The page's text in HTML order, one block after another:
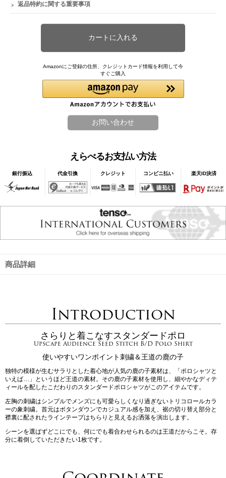
返品特約に関する重要事項
Amazonにご登録の住所、クレジットカード情報を利用して今
すぐご購入
えらべるお支払い方法
銀行振込 代金引換 クレジット コンビニ払い 楽天ID決済
商品詳細
Introduction
さらりと着こなすスタンダードポロ
Upscape Audience Seed Stitch B/D Polo Shirt
使いやすいワンポイント刺繍＆王道の鹿の子
独特の模様が生むサラリとした着心地が人気の鹿の子素材は、「ポロシャツと
いえば…」というほど王道の素材。その鹿の子素材を使用し、細やかなディテ
ィールを配したこだわりのスタンダードポロシャツがこのアイテムです。
左胸の刺繍はシンプルでメンズにも可愛らしくなり過ぎないトリコロールカラ
ーの象刺繍。首元はボタンダウンでカジュアル感を加え、裾の切り替え部分と
襟裏に配されたラインテープはちらりと見えるお洒落を演出します。
シーンを選ばずどこにでも、何にでも着合わせられるのは王道だからこそ。存
分に着倒していただきたい1枚です。